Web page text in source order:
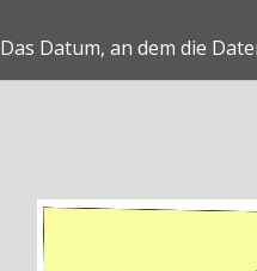
Das Datum, an dem die